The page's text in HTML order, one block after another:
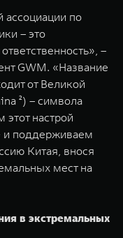
ассоциации по
– это
–
GWM. «Название
от Великой
²) – символа
настрой
и поддерживаем
Китая, внося
мест на
в экстремальных